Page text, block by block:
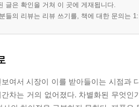
글은 확인을 거쳐 이 곳에 게재됩니다.
들의 리뷰는 리뷰 쓰기를, 책에 대한 문의는
여서 시장이 이를 받아들이는 시점과
차는 거의 없어졌다. 차별화된 무엇